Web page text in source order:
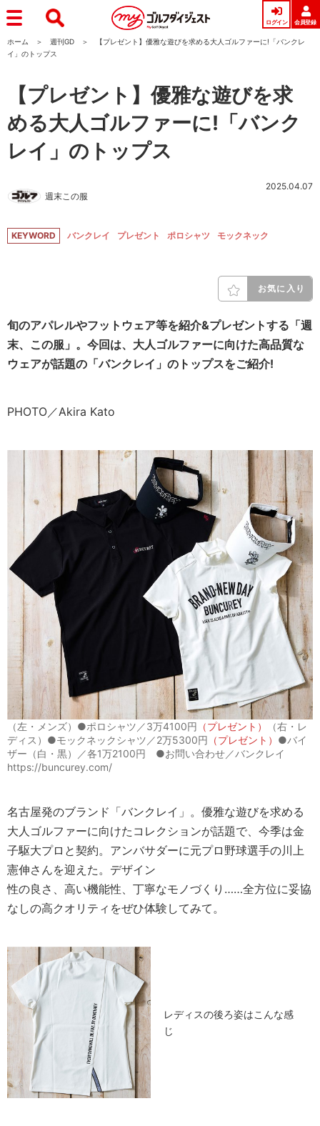
ログイン 会員登録
ホーム 週刊GD
【プレゼント】優雅な遊びを求める大人ゴルファーに!「バンクレ
イ」のトップス
【プレゼント】優雅な遊びを求
める大人ゴルファーに!「バンク
レイ」のトップス
週末この服
2025.04.07
KEYWORD バンクレイ プレゼント ポロシャツ モックネック
お気に入り
旬のアパレルやフットウェア等を紹介&プレゼントする「週
末、この服」。今回は、大人ゴルファーに向けた高品質な
ウェアが話題の「バンクレイ」のトップスをご紹介!
PHOTO／Akira Kato
（左・メンズ）●ポロシャツ／3万4100円 （プレゼント）
（右・レ
ディス）●モックネックシャツ／2万5300円 （プレゼント） ●バイ
ザー（白・黒）／各1万2100円 ●お問い合わせ／バンクレイ
https://buncurey.com/
名古屋発のブランド「バンクレイ」。優雅な遊びを求める
大人ゴルファーに向けたコレクションが話題で、今季は金
子駆大プロと契約。アンバサダーに元プロ野球選手の川上
憲伸さんを迎えた。デザイン
性の良さ、高い機能性、丁寧なモノづくり……全方位に妥協
なしの高クオリティをぜひ体験してみて。
レディスの後ろ姿はこんな感
じ